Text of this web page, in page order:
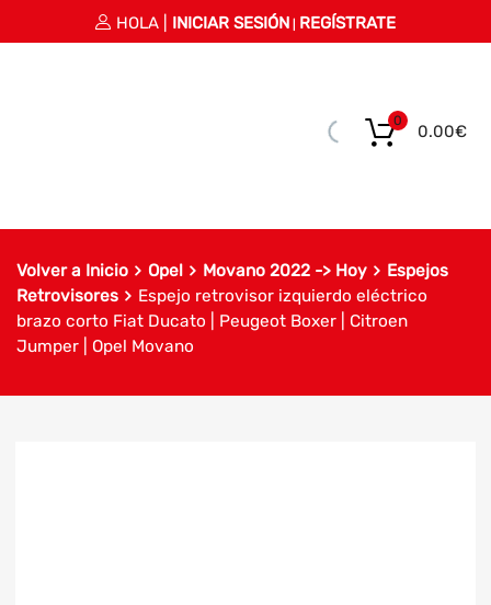
HOLA | INICIAR SESIÓN REGÍSTRATE
0.00€
0
Volver a Inicio Opel Movano 2022 -> Hoy
Espejos
Retrovisores
Espejo retrovisor izquierdo eléctrico
brazo corto Fiat Ducato | Peugeot Boxer | Citroen
Jumper | Opel Movano